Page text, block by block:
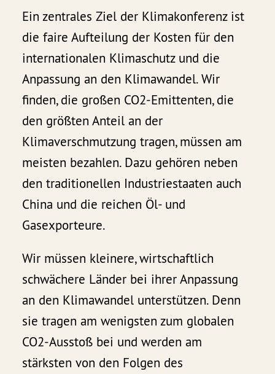
Ein zentrales Ziel der Klimakonferenz ist
die faire Aufteilung der Kosten für den
internationalen Klimaschutz und die
Anpassung an den Klimawandel. Wir
finden, die großen CO2-Emittenten, die
den größten Anteil an der
Klimaverschmutzung tragen, müssen am
meisten bezahlen. Dazu gehören neben
den traditionellen Industriestaaten auch
China und die reichen Öl- und
Gasexporteure.
Wir müssen kleinere, wirtschaftlich
schwächere Länder bei ihrer Anpassung
an den Klimawandel unterstützen. Denn
sie tragen am wenigsten zum globalen
CO2-Ausstoß bei und werden am
stärksten von den Folgen des